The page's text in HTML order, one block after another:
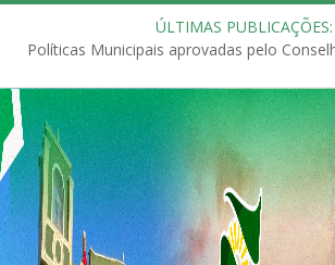
ÚLTIMAS PUBLICAÇÕES: